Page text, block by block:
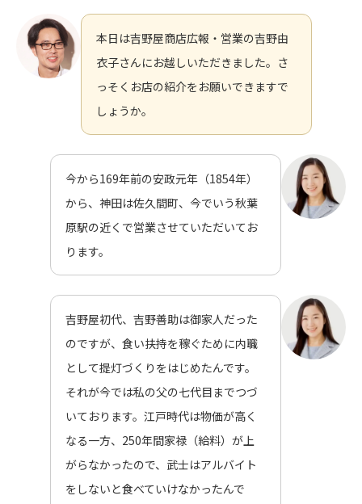
本日は吉野屋商店広報・営業の吉野由
衣子さんにお越しいただきました。さ
っそくお店の紹介をお願いできますで
しょうか。
今から169年前の安政元年（1854年）
から、神田は佐久間町、今でいう秋葉
原駅の近くで営業させていただいてお
ります。
吉野屋初代、吉野善助は御家人だった
のですが、食い扶持を稼ぐために内職
として提灯づくりをはじめたんです。
それが今では私の父の七代目までつづ
いております。江戸時代は物価が高く
なる一方、250年間家禄（給料）が上
がらなかったので、武士はアルバイト
をしないと食べていけなかったんで